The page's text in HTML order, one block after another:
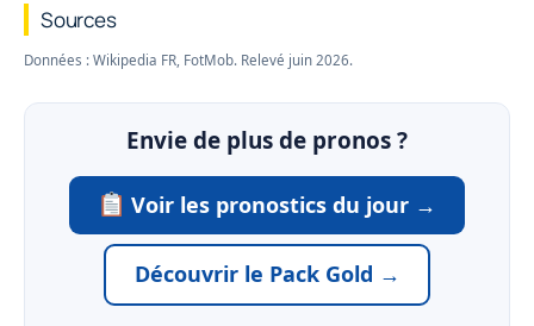
Sources
Données : Wikipedia FR, FotMob. Relevé juin 2026.
Envie de plus de pronos ?
Voir les pronostics du jour →
Découvrir le Pack Gold →